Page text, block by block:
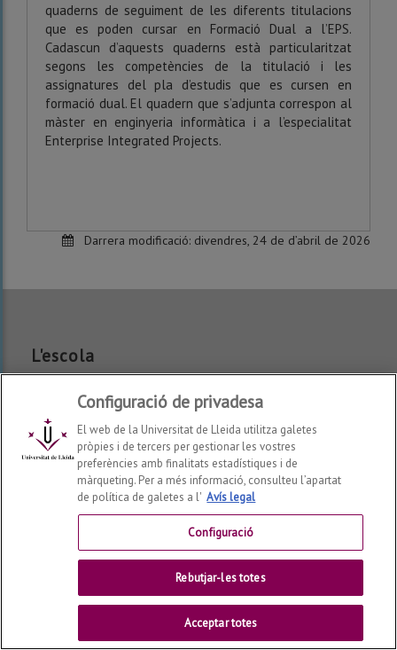
quaderns de seguiment de les diferents titulacions
que es poden cursar en Formació Dual a l’EPS.
Cadascun d’aquests quaderns està particularitzat
segons les competències de la titulació i les
assignatures del pla d’estudis que es cursen en
formació dual. El quadern que s’adjunta correspon al
màster en enginyeria informàtica i a l’especialitat
Enterprise Integrated Projects.
Darrera modificació: divendres, 24 de d’abril de 2026
L'escola
Organització
Installacions
Departaments
Recerca
Consell de l'Estudiantat
Informació Acadèmica
Normatives
Configuració de privadesa
El web de la Universitat de Lleida utilitza galetes
pròpies i de tercers per gestionar les vostres
preferències amb finalitats estadístiques i de
màrqueting. Per a més informació, consulteu l’apartat
de política de galetes a l' Avís legal
Configuració
Rebutjar-les totes
Acceptar totes